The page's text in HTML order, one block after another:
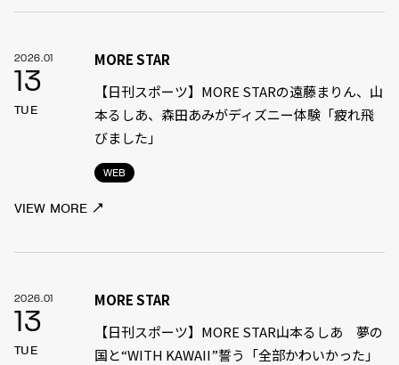
2026.01
13
TUE
WEB
MORE STAR
【日刊スポーツ】MORE STARの遠藤まりん、山
本るしあ、森田あみがディズニー体験「疲れ飛
びました」
VIEW MORE
2026.01
13
TUE
MORE STAR
【日刊スポーツ】MORE STAR山本るしあ 夢の
国と“WITH KAWAII”誓う「全部かわいかった」